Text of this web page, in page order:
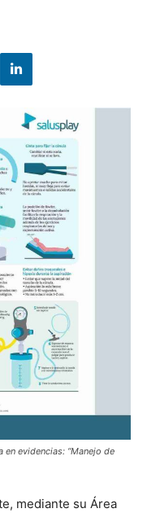
evidencias: “Manejo de
mediante su Área